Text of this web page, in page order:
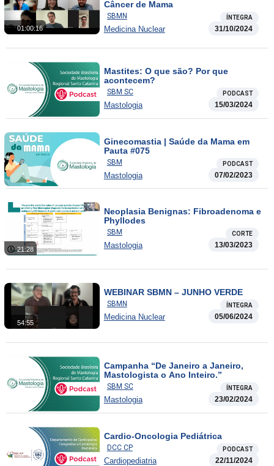
01:00:16
Câncer de Mama
SBMN ÍNTEGRA
Medicina Nuclear 31/10/2024
Mastites: O que são? Por que
acontecem?
SBM SC PODCAST
Mastologia 15/03/2024
Ginecomastia | Saúde da Mama em
Pauta #075
SBM PODCAST
Mastologia 07/02/2023
21:28
Neoplasia Benignas: Fibroadenoma e
Phyllodes
SBM CORTE
Mastologia 13/03/2023
54:55
WEBINAR SBMN – JUNHO VERDE
SBMN ÍNTEGRA
Medicina Nuclear 05/06/2024
Campanha “De Janeiro a Janeiro,
Mastologista o Ano Inteiro.”
SBM SC ÍNTEGRA
Mastologia 23/02/2024
Cardio-Oncologia Pediátrica
DCC CP PODCAST
Cardiopediatria 22/11/2024